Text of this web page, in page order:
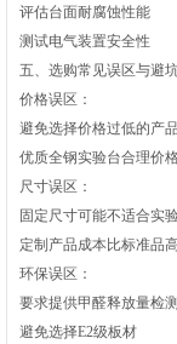
评估台面耐腐蚀性能
测试电气装置安全性‌
五、选购常见误区与避
价格误区‌：
避免选择价格过低的产
优质全钢实验台合理价
尺寸误区‌：
固定尺寸可能不适合实
定制产品成本比标准品
环保误区‌：
要求提供甲醛释放量检
避免选择E2级板材‌